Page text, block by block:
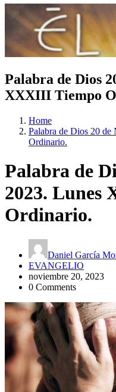
Palabra de Dios
XXXIII Tiempo
Home
Palabra de Dios 20
Ordinario.
Palabra de
2023. Lunes
Ordinario.
Daniel García
EVANGELIO
noviembre 20, 2023
0 Comments